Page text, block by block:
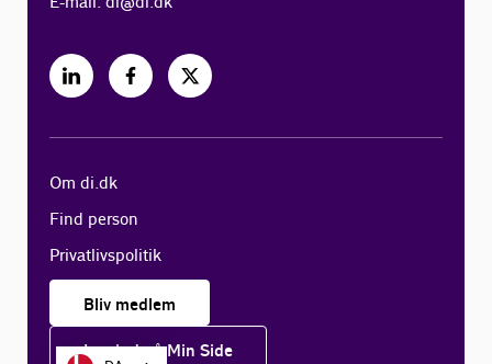
Om di.dk
Find person
Privatlivspolitik
Bliv medlem
Log ind på Min Side